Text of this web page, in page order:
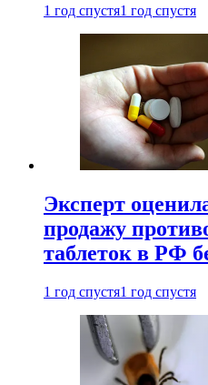
1 год спустя1 год спустя
Эксперт
продажу
таблеток в РФ
1 год спустя1 год спустя